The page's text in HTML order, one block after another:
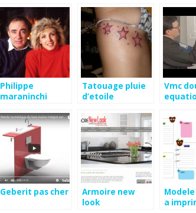
Philippe
maraninchi
Tatouage pluie
d’etoile
Vmc
Geberit pas cher
Armoire new
look
a